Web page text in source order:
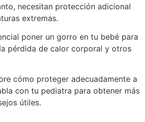
necesitan protección adicional
extremas.
poner un gorro en tu bebé para
pérdida de calor corporal y otros
cómo proteger adecuadamente a
con tu pediatra para obtener más
útiles.